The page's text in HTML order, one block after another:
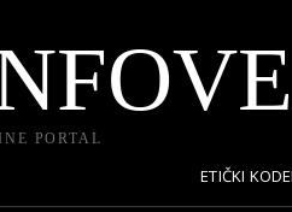
PORTAL
ETIČKI